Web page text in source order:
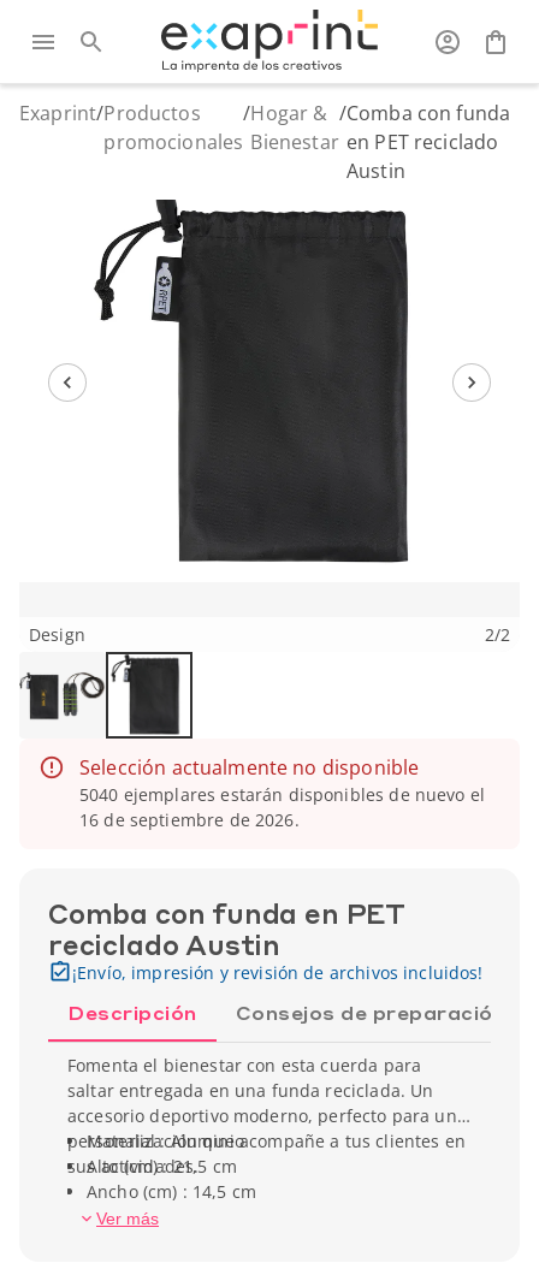
Exaprint/Productos
promocionales
/Hogar &
Bienestar
/Comba con funda
en PET reciclado
Austin
Design 2/2
Selección actualmente no disponible
5040 ejemplares estarán disponibles de nuevo el
16 de septiembre de 2026.
Comba con funda en PET
reciclado Austin
¡Envío, impresión y revisión de archivos incluidos!
Descripción Consejos de preparación
Fomenta el bienestar con esta cuerda para
saltar entregada en una funda reciclada. Un
accesorio deportivo moderno, perfecto para una
personalización que acompañe a tus clientes en
sus actividades.
Material : Aluminio
Alto (cm) : 21,5 cm
Ancho (cm) : 14,5 cm
Peso unitario : 150 g
Ver más